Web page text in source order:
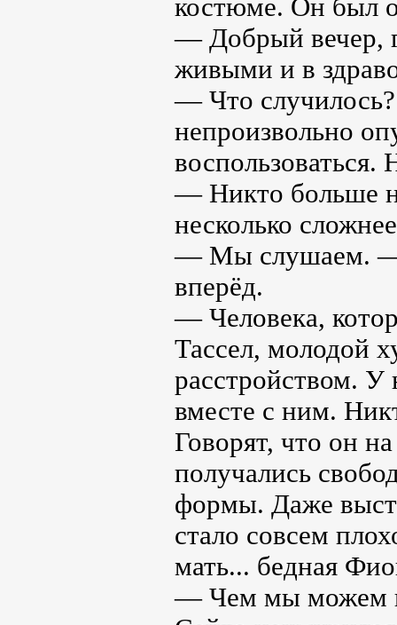
костюме. Он был
— Добрый вечер,
живыми и в
— Что
непроизвольно
воспользоваться.
— Никто больше
несколько
— Мы слушаем. —
вперёд.
— Человека,
Тассел, молодой
расстройством. У
вместе с ним.
Говорят, что он
получались
формы. Даже
стало совсем
мать... бедная
— Чем мы можем